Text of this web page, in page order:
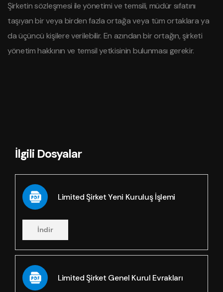
Şirketin sözleşmesi ile yönetimi ve temsili, müdür sıfatını
taşıyan bir veya birden fazla ortağa veya tüm ortaklara ya
da üçüncü kişilere verilebilir. En azından bir ortağın, şirketi
yönetim hakkının ve temsil yetkisinin bulunması gerekir.
İlgili Dosyalar
Limited Şirket Yeni Kuruluş İşlemi
İndir
Limited Şirket Genel Kurul Evrakları